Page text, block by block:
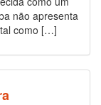
não apresenta
como […]